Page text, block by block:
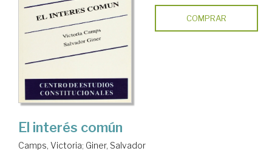
COMPRAR
El interés común
Camps, Victoria; Giner, Salvador